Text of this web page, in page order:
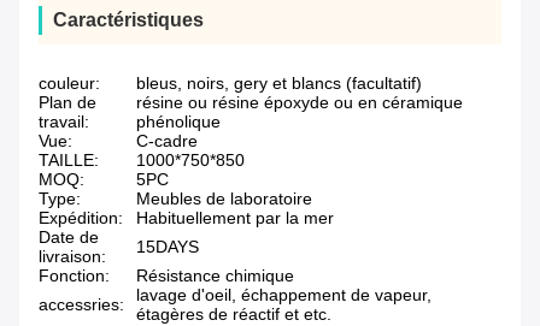
Caractéristiques
couleur:
bleus, noirs, gery et blancs (facultatif)
Plan de
travail:
résine ou résine époxyde ou en céramique
phénolique
Vue:
C-cadre
TAILLE:
1000*750*850
MOQ:
5PC
Type:
Meubles de laboratoire
Expédition:
Habituellement par la mer
Date de
livraison:
15DAYS
Fonction:
Résistance chimique
accessries:
lavage d'oeil, échappement de vapeur,
étagères de réactif et etc.